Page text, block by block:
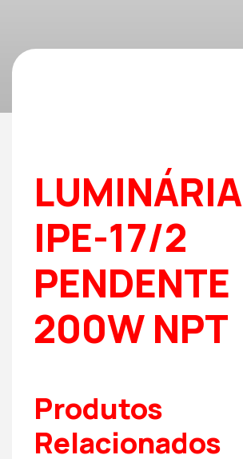
LUMINÁRIA
IPE-17/2
PENDENTE
200W NPT
Produtos
Relacionados